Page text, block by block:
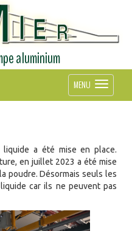
aluminium
MENU
a été mise en place.
en juillet 2023 a été mise
poudre. Désormais seuls les
car ils ne peuvent pas